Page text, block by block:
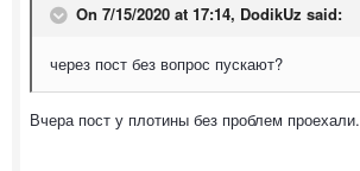
On 7/15/2020 at 17:14, DodikUz said:
через пост без вопрос пускают?
Вчера пост у плотины без проблем проехали.